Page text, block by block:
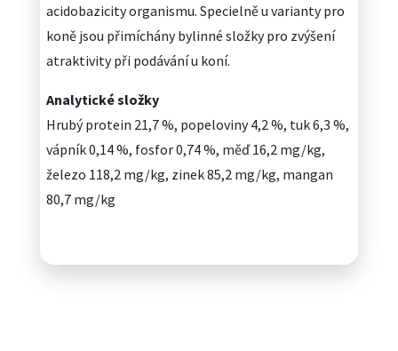
acidobazicity organismu. Specielně u varianty pro
koně jsou přimíchány bylinné složky pro zvýšení
atraktivity při podávání u koní.
Analytické složky
Hrubý protein 21,7 %, popeloviny 4,2 %, tuk 6,3 %,
vápník 0,14 %, fosfor 0,74 %, měď 16,2 mg/kg,
železo 118,2 mg/kg, zinek 85,2 mg/kg, mangan
80,7 mg/kg